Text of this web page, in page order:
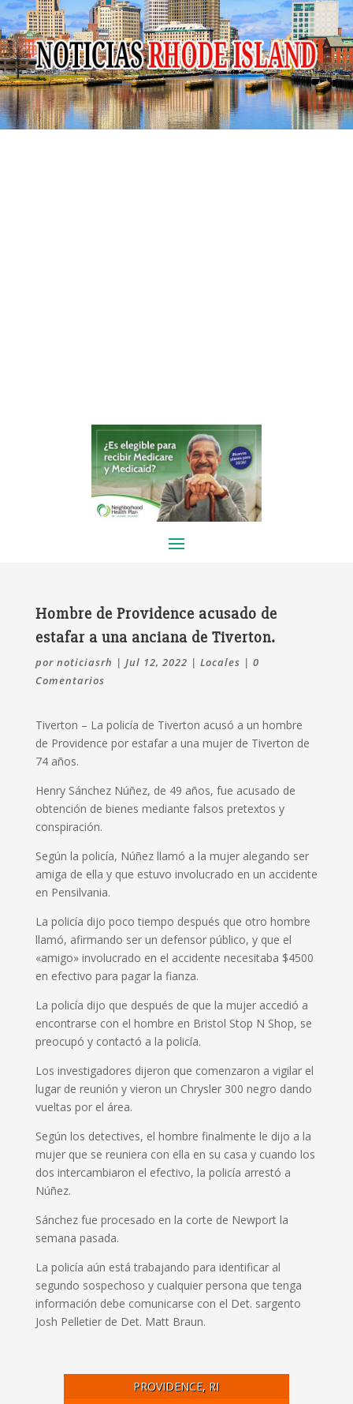
Hombre de Providence acusado de
estafar a una anciana de Tiverton.
por noticiasrh | Jul 12, 2022 | Locales | 0
Comentarios
Tiverton – La policía de Tiverton acusó a un hombre
de Providence por estafar a una mujer de Tiverton de
74 años.
Henry Sánchez Núñez, de 49 años, fue acusado de
obtención de bienes mediante falsos pretextos y
conspiración.
Según la policía, Núñez llamó a la mujer alegando ser
amiga de ella y que estuvo involucrado en un accidente
en Pensilvania.
La policía dijo poco tiempo después que otro hombre
llamó, afirmando ser un defensor público, y que el
«amigo» involucrado en el accidente necesitaba $4500
en efectivo para pagar la fianza.
La policía dijo que después de que la mujer accedió a
encontrarse con el hombre en Bristol Stop N Shop, se
preocupó y contactó a la policía.
Los investigadores dijeron que comenzaron a vigilar el
lugar de reunión y vieron un Chrysler 300 negro dando
vueltas por el área.
Según los detectives, el hombre finalmente le dijo a la
mujer que se reuniera con ella en su casa y cuando los
dos intercambiaron el efectivo, la policía arrestó a
Núñez.
Sánchez fue procesado en la corte de Newport la
semana pasada.
La policía aún está trabajando para identificar al
segundo sospechoso y cualquier persona que tenga
información debe comunicarse con el Det. sargento
Josh Pelletier de Det. Matt Braun.
PROVIDENCE, RI